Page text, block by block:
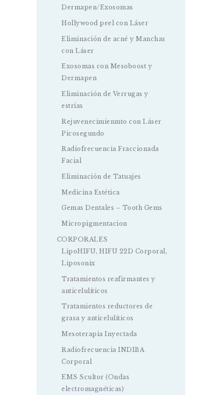
Dermapen/Exosomas
Hollywood peel con Láser
Eliminación de acné y Manchas
con Láser
Exosomas con Mesoboost y
Dermapen
Eliminación de Verrugas y
estrías
Rejuvenecimienmto con Láser
Picosegundo
Radiofrecuencia Fraccionada
Facial
Eliminación de Tatuajes
Medicina Estética
Gemas Dentales – Tooth Gems
Micropigmentacion
CORPORALES
LipoHIFU, HIFU 22D Corporal,
Liposonix
Tratamientos reafirmantes y
anticelulíticos
Tratamientos reductores de
grasa y anticelulíticos
Mesoterapia Inyectada
Radiofrecuencia INDIBA
Corporal
EMS Scultor (Ondas
electromagnéticas)